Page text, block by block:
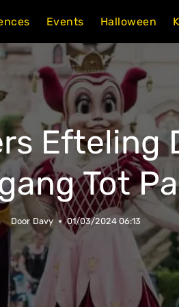
Events Halloween
Efteling
Tot
Door Davy 01/03/2024 06:13